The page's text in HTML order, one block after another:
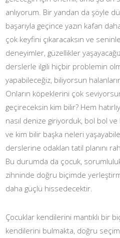
anlıyorum. Bir yandan da şöyle
başarıyla geçince yazın kafan
çok keyfini çıkaracaksın ve
deneyimler, güzellikler
derslerle ilgili hiçbir problemin
yapabileceğiz, biliyorsun
Onların köpeklerini çok
geçireceksin kim bilir? Hem
nasıl denize giriyorduk, bol bol
ve kim bilir başka neleri
derslerine odaklan tatil planını
Bu durumda da çocuk,
zihninde doğru biçimde
daha güçlü hissedecektir.
Çocuklar kendilerini mantıklı bir
kendilerini bulmakta, doğru